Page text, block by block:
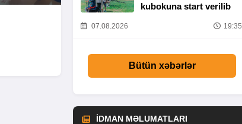
kubokuna start verilib
07.08.2026 19:35
Bütün xəbərlər
İDMAN MƏLUMATLARI